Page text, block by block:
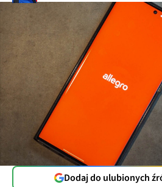
Dodaj do ulubionych